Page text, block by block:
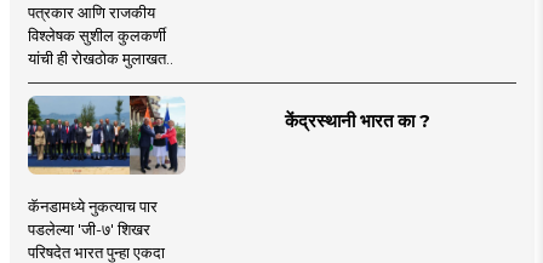
पत्रकार आणि राजकीय
विश्लेषक सुशील कुलकर्णी
यांची ही रोखठोक मुलाखत..
केंद्रस्थानी भारत का ?
कॅनडामध्ये नुकत्याच पार
पडलेल्या 'जी-७' शिखर
परिषदेत भारत पुन्हा एकदा